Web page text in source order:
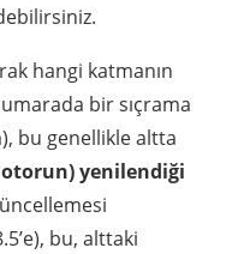
hangi katmanın
bir sıçrama
bu genellikle altta
yenilendiği
bu, alttaki